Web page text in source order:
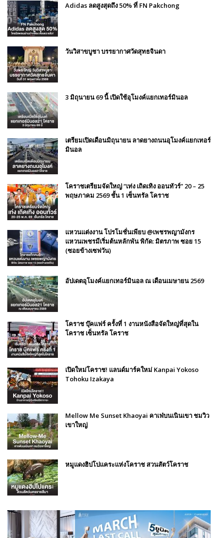
Adidas ลดสูงสุดถึง 50% ที่ FN Pakchong
วันวิสาขบูชา บรรยากาศวัดสุทธจินดา
3 มิถุนายน 69 นี้ เปิดใช้อุโมงค์แยกเทอร์มินอล
เตรียมเปิดเดือนมิถุนายน ลาดยางถนนอุโมงค์แยกเทอร์
มินอล
โคราชเตรียมจัดใหญ่ “เท่ง เถิดเทิง ออนทัวร์” 20 – 25
พฤษภาคม 2569 ชั้น 1 เซ็นทรัล โคราช
แหวนแต่งงาน โปรโมชั่นเพียบ @เพชรพญามังกร
แหวนเพชรมีเริ่มต้นหลักพัน พิกัด: มิตรภาพ ซอย 15
(ซอยข้างเซฟวัน)
อัปเดตอุโมงค์แยกเทอร์มินอล ณ เดือนเมษายน 2569
โคราช บุ๊คแฟร์​ ครั้งที่​ 1 งานหนังสือจัดใหญ่ที่สุดใน
โคราช เซ็นทรัล โคราช
เปิดใหม่โคราช! แลนด์มาร์คใหม่ Kanpai Yokoso
Tohoku Izakaya
Mellow Me Sunset Khaoyai คาเฟ่บนเนินเขา ชมวิว
เขาใหญ่
หมูแดงฮิปโปแคระแห่งโคราช สวนสัตว์โคราช